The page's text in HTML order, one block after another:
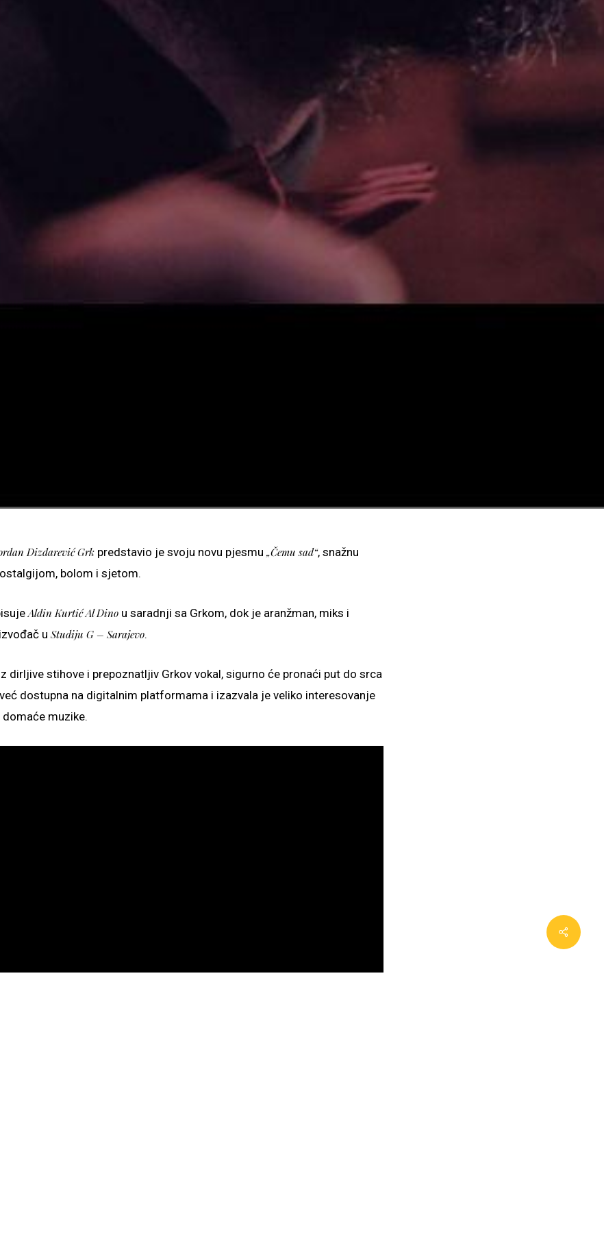
Dizdarević Grk predstavio je svoju novu pjesmu „Čemu sad“, snažnu
bolom i sjetom.
Aldin Kurtić Al Dino u saradnji sa Grkom, dok je aranžman, miks i
u Studiju G – Sarajevo.
dirljive stihove i prepoznatljiv Grkov vokal, sigurno će pronaći put do srca
dostupna na digitalnim platformama i izazvala je veliko interesovanje
muzike.